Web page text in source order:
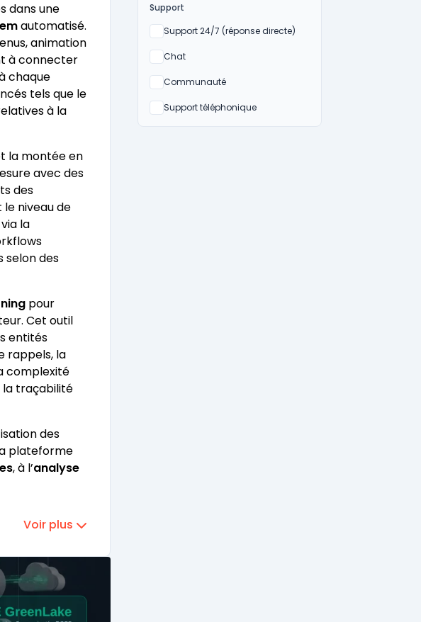
Support
Support 24/7 (réponse directe)
Non
Chat
Non
Communauté
Non
Support téléphonique
Non
dans une
automatisé.
animation
à connecter
chaque
tels que le
à la
la montée en
avec des
des
niveau de
la
selon des
pour
Cet outil
entités
rappels, la
complexité
la traçabilité
des
plateforme
, à l’analyse
Voir plus